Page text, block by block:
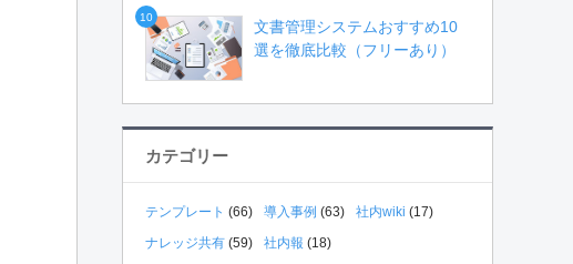
10
文書管理システムおすすめ10
選を徹底比較（フリーあり）
カテゴリー
テンプレート (66) 導入事例 (63) 社内wiki (17)
ナレッジ共有 (59) 社内報 (18)